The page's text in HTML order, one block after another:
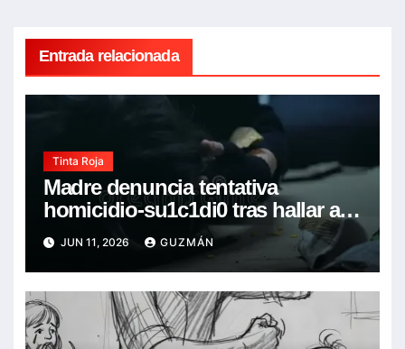
Entrada relacionada
Tinta Roja
Madre denuncia tentativa
homicidio-su1c1di0 tras hallar a
su hija de 22 años con espuma en
la boca
JUN 11, 2026 GUZMÁN